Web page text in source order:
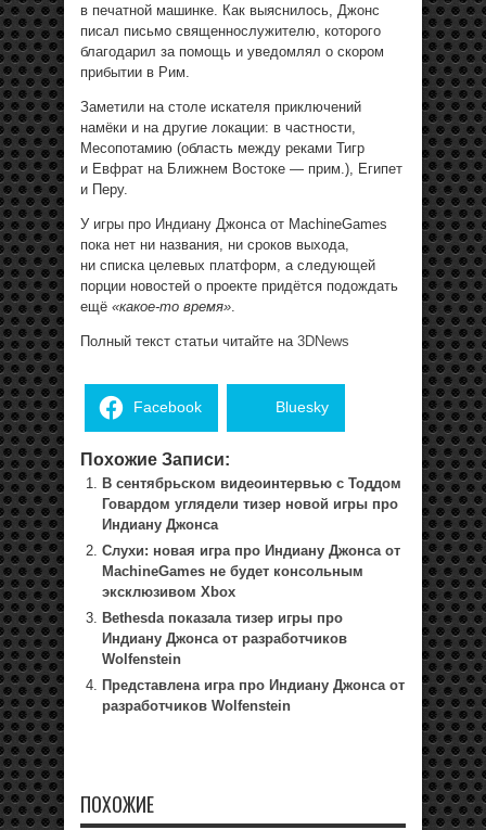
в печатной машинке. Как выяснилось, Джонс
писал письмо священнослужителю, которого
благодарил за помощь и уведомлял о скором
прибытии в Рим.
Заметили на столе искателя приключений
намёки и на другие локации: в частности,
Месопотамию (область между реками Тигр
и Евфрат на Ближнем Востоке — прим.), Египет
и Перу.
У игры про Индиану Джонса от MachineGames
пока нет ни названия, ни сроков выхода,
ни списка целевых платформ, а следующей
порции новостей о проекте придётся подождать
ещё «какое-то время»
Полный текст статьи читайте на 3DNews
Facebook Bluesky
Похожие Записи:
В сентябрьском видеоинтервью с Тоддом
Говардом углядели тизер новой игры про
Индиану Джонса
Слухи: новая игра про Индиану Джонса от
MachineGames не будет консольным
эксклюзивом Xbox
Bethesda показала тизер игры про
Индиану Джонса от разработчиков
Wolfenstein
Представлена игра про Индиану Джонса от
разработчиков Wolfenstein
ПОХОЖИЕ